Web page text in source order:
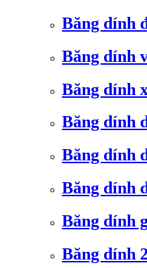
Băng dính
Băng dính
Băng dính
Băng dính
Băng dính
Băng dính
Băng dính
Băng dính